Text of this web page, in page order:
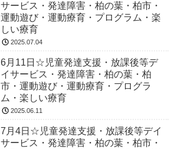
サービス・発達障害・柏の葉・柏市・
運動遊び・運動療育・プログラム・楽
しい療育
2025.07.04
6月11日☆児童発達支援・放課後等デ
イサービス・発達障害・柏の葉・柏
市・運動遊び・運動療育・プログラ
ム・楽しい療育
2025.06.11
7月4日☆児童発達支援・放課後等デイ
サービス・発達障害・柏の葉・柏市・